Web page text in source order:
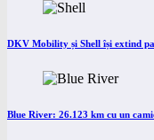
DKV Mobility și Shell își extind
Blue River: 26.123 km cu un